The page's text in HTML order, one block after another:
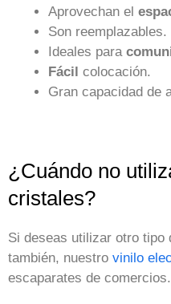
Aprovechan el
Son reemplazables.
Ideales para
Fácil colocación.
Gran capacidad de
¿Cuándo no
cristales?
Si deseas utilizar otro tipo
también, nuestro vinilo
escaparates de comercios.